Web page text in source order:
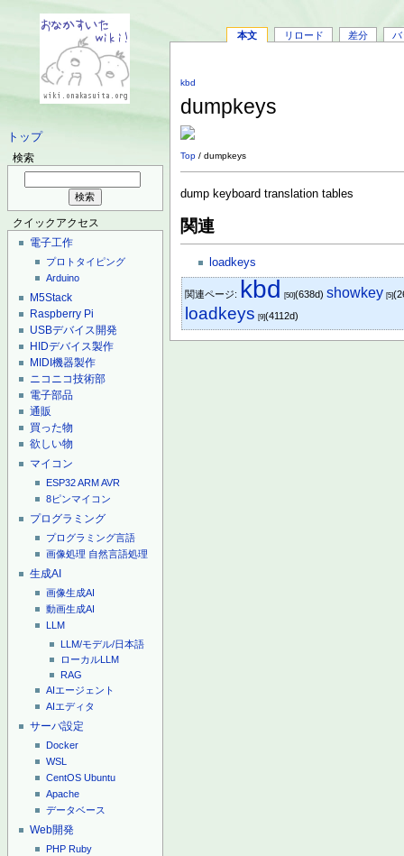
トップ
検索
クイックアクセス
電子工作
プロトタイピング
Arduino
M5Stack
Raspberry Pi
USBデバイス開発
HIDデバイス製作
MIDI機器製作
ニコニコ技術部
電子部品
通販
買った物
欲しい物
マイコン
ESP32ARMAVR
8ピンマイコン
プログラミング
プログラミング言語
画像処理 自然言語処理
生成AI
画像生成AI
動画生成AI
LLM
LLM/モデル/日本語
ローカルLLM
RAG
AIエージェント
AIエディタ
サーバ設定
Docker
WSL
CentOS Ubuntu
Apache
データベース
Web開発
PHP Ruby
本文 リロード 差分 バ
kbd
dumpkeys
Top / dumpkeys
dump keyboard translation tables
関連
loadkeys
関連ページ: kbd [50](638d)showkey [5]
loadkeys [9](4112d)